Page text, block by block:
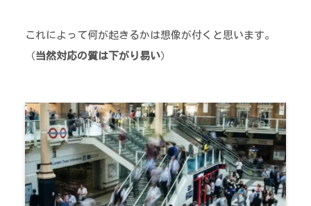
これによって何が起きるかは想像が付くと思います。
（当然対応の質は下がり易い）